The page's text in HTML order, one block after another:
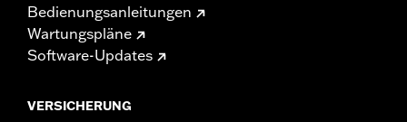
Bedienungsanleitungen
Wartungspläne
Software-Updates
VERSICHERUNG